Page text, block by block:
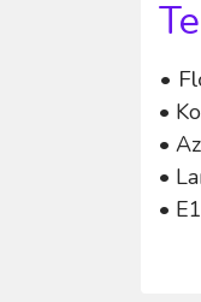
•
•
•
•
•